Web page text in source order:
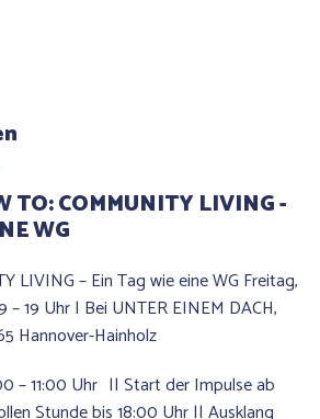
TO: COMMUNITY LIVING -
WG
LIVING – Ein Tag wie eine WG Freitag,
19 Uhr | Bei UNTER EINEM DACH,
Hannover-Hainholz
– 11:00 Uhr || Start der Impulse ab
Stunde bis 18:00 Uhr || Ausklang